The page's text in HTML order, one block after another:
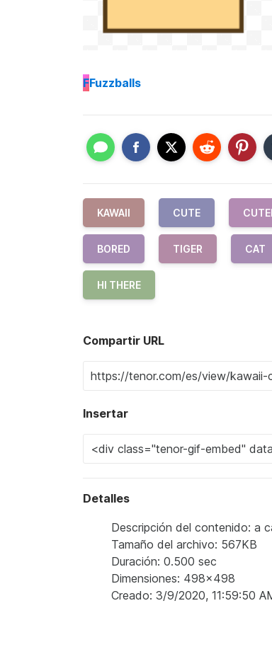
FFuzzballs
KAWAII CUTE
BORED TIGER CAT
HI THERE
Compartir URL
Insertar
Detalles
Descripción del contenido: a
Tamaño del archivo: 567KB
Duración: 0.500 sec
Dimensiones: 498x498
Creado: 3/9/2020, 11:59:50